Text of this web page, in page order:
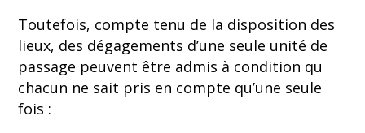
Toutefois, compte tenu de la disposition des
lieux, des dégagements d’une seule unité de
passage peuvent être admis à condition qu
chacun ne sait pris en compte qu’une seule
fois :